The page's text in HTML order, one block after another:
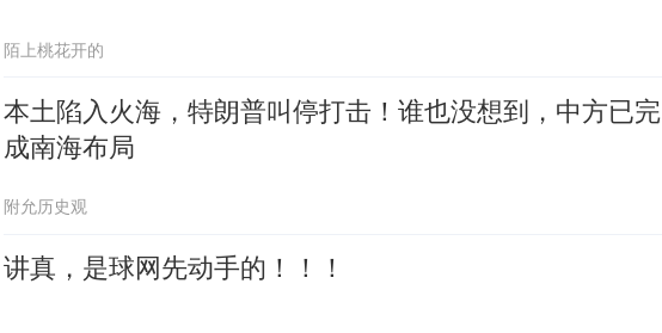
陌上桃花开的
本土陷入火海，特朗普叫停打击！谁也没想到，中方已完
成南海布局
附允历史观
讲真，是球网先动手的！！！